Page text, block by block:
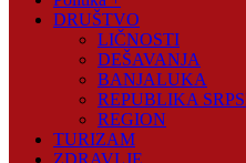
DRUŠTVO
LIČNOSTI
DEŠAVANJA
BANJALUKA
REPUBLIKA
REGION
TURIZAM
ZDRAVLJE